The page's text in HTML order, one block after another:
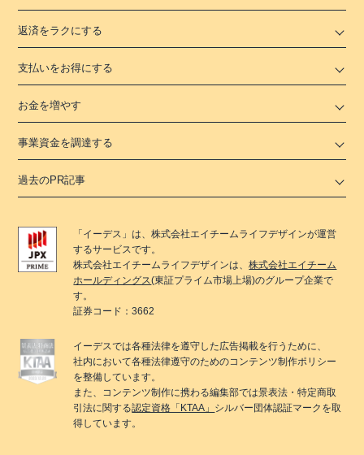
返済をラクにする
支払いをお得にする
お金を増やす
事業資金を調達する
過去のPR記事
「 イーデス 」は、株式会社エイチームライフデザインが運営
するサービスです。
株式会社エイチームライフデザインは、株式会社エイチーム
ホールディングス(東証プライム市場上場)のグループ企業で
す。
証券コード：3662
イーデスでは各種法律を遵守した広告掲載を行うために、
社内において各種法律遵守のためのコンテンツ制作ポリシー
を整備しています。
また、コンテンツ制作に携わる編集部では景表法・特定商取
引法に関する認定資格「KTAA」 シルバー団体認証マークを取
得しています。